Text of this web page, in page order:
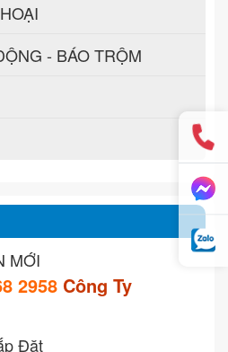
- BÁO TRỘM
MỚI
2958 Công Ty
Đặt